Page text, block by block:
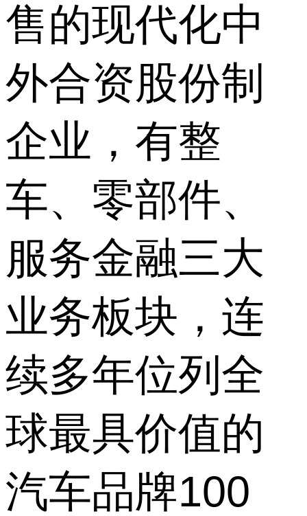
售的现代化中
外合资股份制
企业，有整
车、零部件、
服务金融三大
业务板块，连
续多年位列全
球最具价值的
汽车品牌100